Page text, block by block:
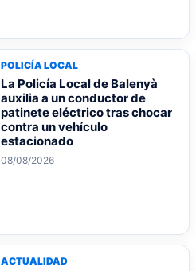
POLICÍA LOCAL
La Policía Local de Balenyà
auxilia a un conductor de
patinete eléctrico tras chocar
contra un vehículo
estacionado
08/08/2026
ACTUALIDAD